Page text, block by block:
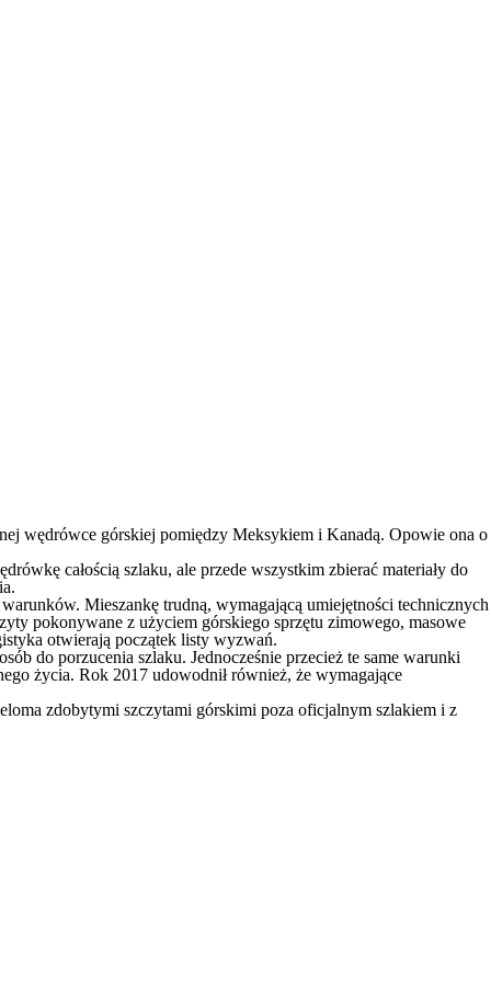
wędrówce górskiej pomiędzy Meksykiem i Kanadą. Opowie ona o
całością szlaku, ale przede wszystkim zbierać materiały do
Mieszankę trudną, wymagającą umiejętności technicznych
pokonywane z użyciem górskiego sprzętu zimowego, masowe
otwierają początek listy wyzwań.
do porzucenia szlaku. Jednocześnie przecież te same warunki
życia. Rok 2017 udowodnił również, że wymagające
zdobytymi szczytami górskimi poza oficjalnym szlakiem i z